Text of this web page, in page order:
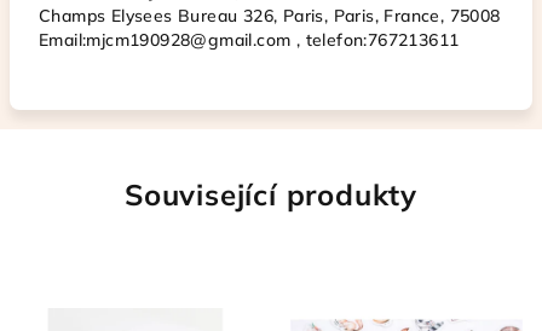
Champs Elysees Bureau 326, Paris, Paris, France, 75008
Email:mjcm190928@gmail.com , telefon:767213611
Související produkty